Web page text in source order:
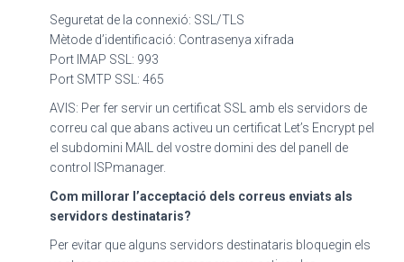
Seguretat de la connexió: SSL/TLS
Mètode d’identificació: Contrasenya xifrada
Port IMAP SSL: 993
Port SMTP SSL: 465
AVIS: Per fer servir un certificat SSL amb els servidors de
correu cal que abans activeu un certificat Let’s Encrypt pel
el subdomini MAIL del vostre domini des del panell de
control ISPmanager.
Com millorar l’acceptació dels correus enviats als
servidors destinataris?
Per evitar que alguns servidors destinataris bloquegin els